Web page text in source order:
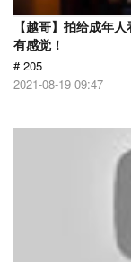
【越哥】拍给成年
有感觉！
# 205
2021-08-19 09:47